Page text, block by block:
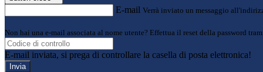
E-mail Verrà inviato un messaggio
Non hai una e-mail associata al nome utente? Effettua il reset della password
E-mail inviata, si prega di controllare la casella di posta elettronica!